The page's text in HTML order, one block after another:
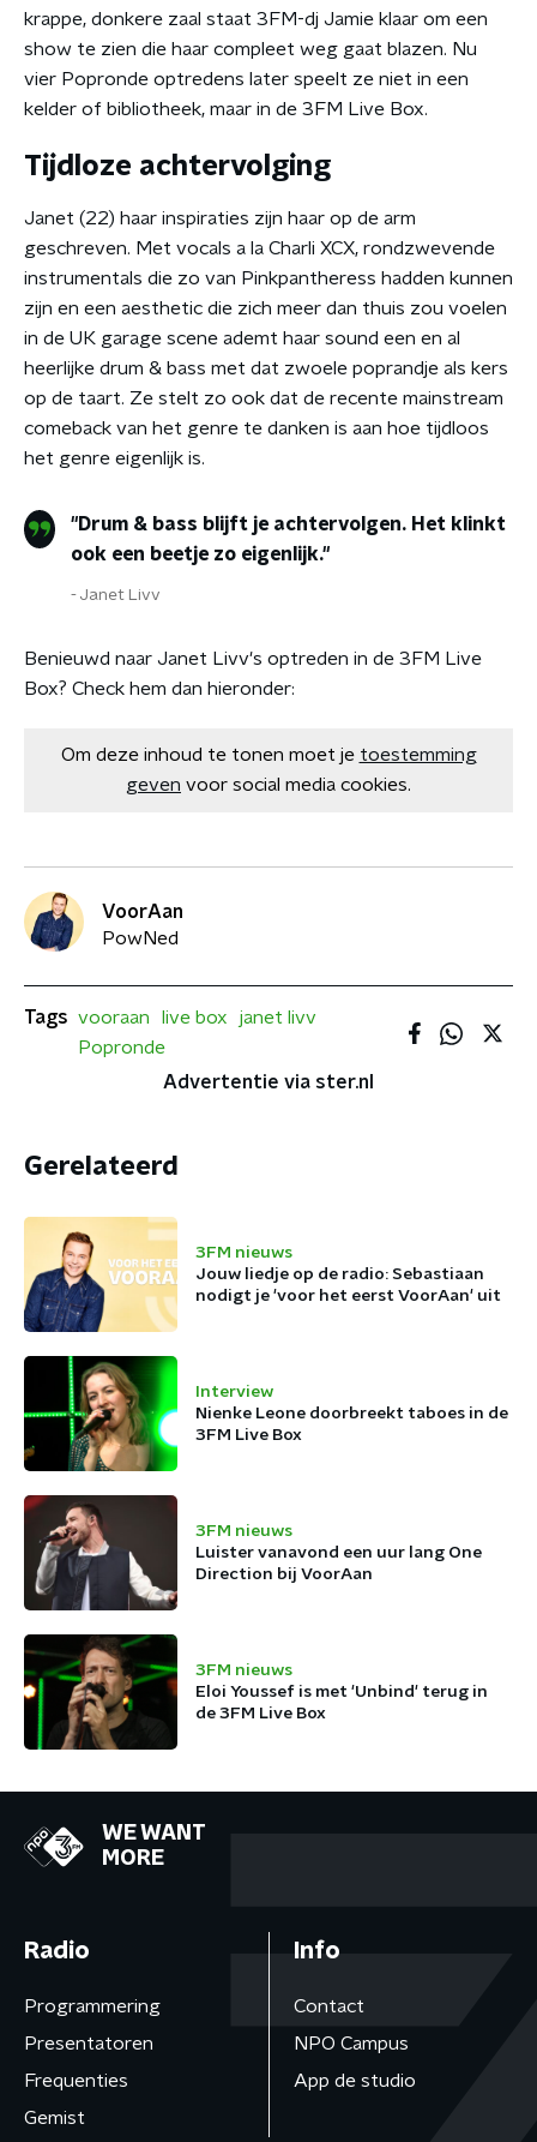
krappe, donkere zaal staat 3FM-dj Jamie klaar om een
show te zien die haar compleet weg gaat blazen. Nu
vier Popronde optredens later speelt ze niet in een
kelder of bibliotheek, maar in de 3FM Live Box.
Tijdloze achtervolging
Janet (22) haar inspiraties zijn haar op de arm
geschreven. Met vocals a la Charli XCX, rondzwevende
instrumentals die zo van Pinkpantheress hadden kunnen
zijn en een aesthetic die zich meer dan thuis zou voelen
in de UK garage scene ademt haar sound een en al
heerlijke drum & bass met dat zwoele poprandje als kers
op de taart. Ze stelt zo ook dat de recente mainstream
comeback van het genre te danken is aan hoe tijdloos
het genre eigenlijk is.
"Drum & bass blijft je achtervolgen. Het klinkt
ook een beetje zo eigenlijk."
Janet Livv
Benieuwd naar Janet Livv's optreden in de 3FM Live
Box? Check hem dan hieronder:
Om deze inhoud te tonen moet je toestemming
geven voor social media cookies.
VoorAan
PowNed
Tags vooraan live box
janet livv
Popronde
Advertentie via ster.nl
Gerelateerd
3FM nieuws
Jouw liedje op de radio: Sebastiaan
nodigt je 'voor het eerst VoorAan' uit
Interview
Nienke Leone doorbreekt taboes in de
3FM Live Box
3FM nieuws
Luister vanavond een uur lang One
Direction bij VoorAan
3FM nieuws
Eloi Youssef is met 'Unbind' terug in
de 3FM Live Box
WE WANT
MORE
Radio
Programmering
Presentatoren
Frequenties
Gemist
Info
Contact
NPO Campus
App de studio